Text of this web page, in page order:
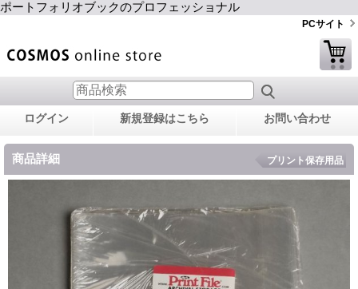
ポートフォリオブックのプロフェッショナル
PCサイト
ログイン 新規登録はこちら お問い合わせ
商品詳細 プリント保存用品